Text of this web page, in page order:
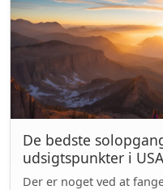
De bedste
udsigtspunkter i USA
Der er noget ved at